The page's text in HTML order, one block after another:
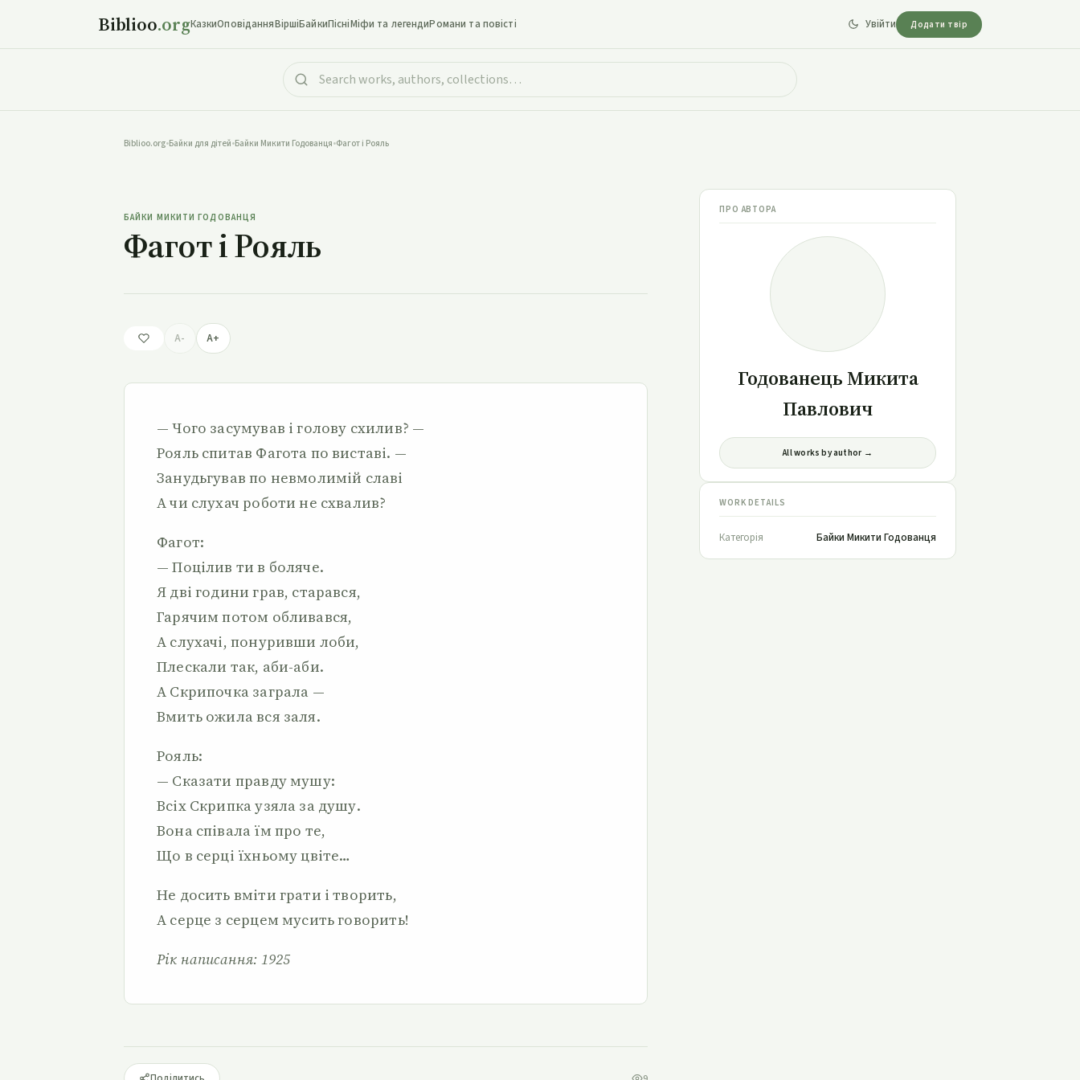
Biblioo.orgКазкиОповіданняВіршіБайкиПісніМіфи та легендиРомани та повісті Увійти Додати твір
Biblioo.org•Байки для дітей•Байки Микити Годованця•Фагот і Рояль
БАЙКИ МИКИТИ ГОДОВАНЦЯ
Фагот і Рояль
A- A+
— Чого засумував і голову схилив? —
Рояль спитав Фагота по виставі. —
Занудьгував по невмолимій славі
А чи слухач роботи не схвалив?
Фагот:
— Поцілив ти в боляче.
Я дві години грав, старався,
Гарячим потом обливався,
А слухачі, понуривши лоби,
Плескали так, аби-аби.
А Скрипочка заграла —
Вмить ожила вся заля.
Рояль:
— Сказати правду мушу:
Всіх Скрипка узяла за душу.
Вона співала їм про те,
Що в серці їхньому цвіте…
Не досить вміти грати і творить,
А серце з серцем мусить говорить!
Рік написання: 1925
ПРО АВТОРА
Годованець Микита
Павлович
All works by author →
WORK DETAILS
Категорія Байки Микити Годованця